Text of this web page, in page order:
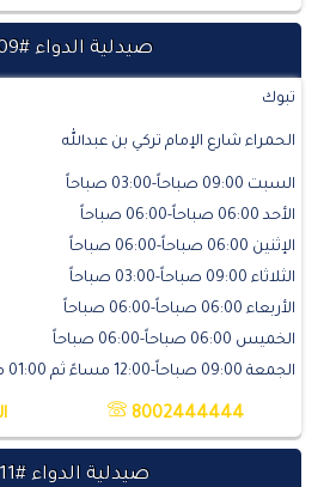
صيدلية الدواء #409
تبوك
الحمراء شارع الإمام تركي بن عبدالله
السبت 09:00 صباحاً-03:00 صباحاً
الأحد 06:00 صباحاً-06:00 صباحاً
الإثنين 06:00 صباحاً-06:00 صباحاً
الثلاثاء 09:00 صباحاً-03:00 صباحاً
الأربعاء 06:00 صباحاً-06:00 صباحاً
الخميس 06:00 صباحاً-06:00 صباحاً
الجمعة 09:00 صباحاً-12:00 مساءً ثم 01:00 مساءً-04:00 صباحاً
8002444444
صيدلية الدواء #411